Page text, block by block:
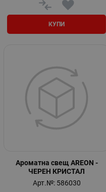
КУПИ
Ароматна свещ AREON -
ЧЕРЕН КРИСТАЛ
Арт.№: 586030